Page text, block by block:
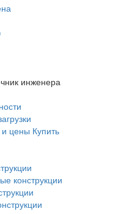
инженера
цены Купить
конструкции